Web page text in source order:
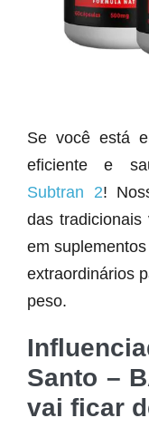
Se você está
eficiente e
Subtran 2!
das tradicionais
em
extraordinários
peso.
Santo –
vai ficar